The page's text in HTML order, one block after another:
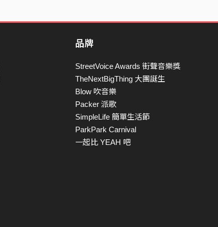
品牌
StreetVoice Awards 街聲音樂獎
TheNextBigThing 大團誕生
Blow 吹音樂
Packer 派歌
SimpleLife 簡單生活節
ParkPark Carnival
一起比 YEAH 吧